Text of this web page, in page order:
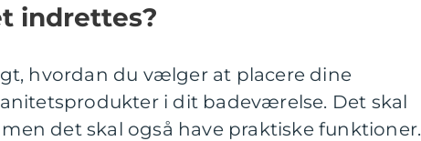
indrettes?
hvordan du vælger at placere dine
i dit badeværelse. Det skal
det skal også have praktiske funktioner.